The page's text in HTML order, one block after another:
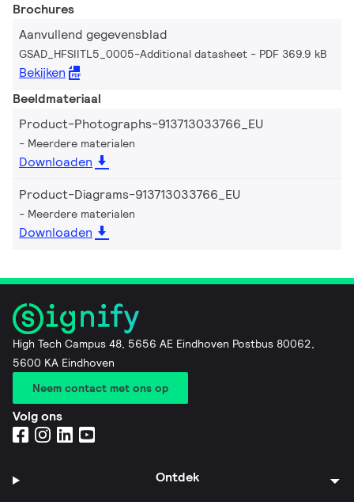
Brochures
Aanvullend gegevensblad
GSAD_HFSIITL5_0005-Additional datasheet PDF 369.9 kB
Bekijken
Beeldmateriaal
Product-Photographs-913713033766_EU
Meerdere materialen
Downloaden
Product-Diagrams-913713033766_EU
Meerdere materialen
Downloaden
High Tech Campus 48, 5656 AE Eindhoven Postbus 80062,
5600 KA Eindhoven
Neem contact met ons op
Volg ons
Ontdek